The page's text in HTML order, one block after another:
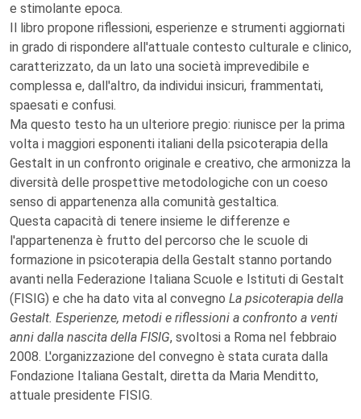
e stimolante epoca.
Il libro propone riflessioni, esperienze e strumenti aggiornati
in grado di rispondere all'attuale contesto culturale e clinico,
caratterizzato, da un lato una società imprevedibile e
complessa e, dall'altro, da individui insicuri, frammentati,
spaesati e confusi.
Ma questo testo ha un ulteriore pregio: riunisce per la prima
volta i maggiori esponenti italiani della psicoterapia della
Gestalt in un confronto originale e creativo, che armonizza la
diversità delle prospettive metodologiche con un coeso
senso di appartenenza alla comunità gestaltica.
Questa capacità di tenere insieme le differenze e
l'appartenenza è frutto del percorso che le scuole di
formazione in psicoterapia della Gestalt stanno portando
avanti nella Federazione Italiana Scuole e Istituti di Gestalt
(FISIG) e che ha dato vita al convegno La psicoterapia della
Gestalt. Esperienze, metodi e riflessioni a confronto a venti
anni dalla nascita della FISIG, svoltosi a Roma nel febbraio
2008. L'organizzazione del convegno è stata curata dalla
Fondazione Italiana Gestalt, diretta da Maria Menditto,
attuale presidente FISIG.